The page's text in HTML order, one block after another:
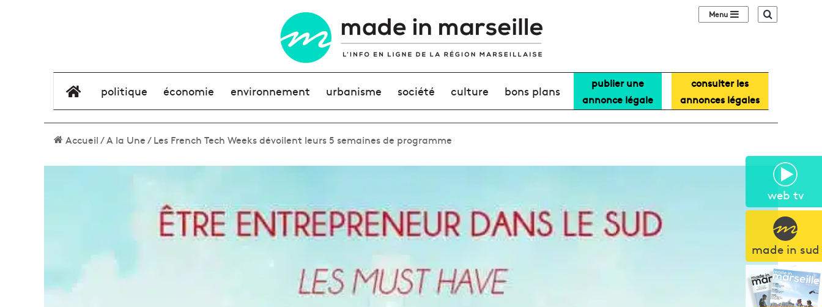
web tv
made in sud
Sidebar (barre
élément de menu
politique économie environnement urbanisme société culture bons plans
publier une
annonce légale
consulter les
annonces légales
Accueil/A la Une/Les French Tech Weeks dévoilent leurs 5 semaines de programme